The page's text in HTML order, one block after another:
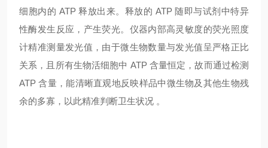
细胞内的 ATP 释放出来。释放的 ATP 随即与试剂中特异
性酶发生反应，产生荧光。仪器内部高灵敏度的荧光照度
计精准测量发光值，由于微生物数量与发光值呈严格正比
关系，且所有生物活细胞中 ATP 含量恒定，故而通过检测
ATP 含量，能清晰直观地反映样品中微生物及其他生物残
余的多寡，以此精准判断卫生状况 。